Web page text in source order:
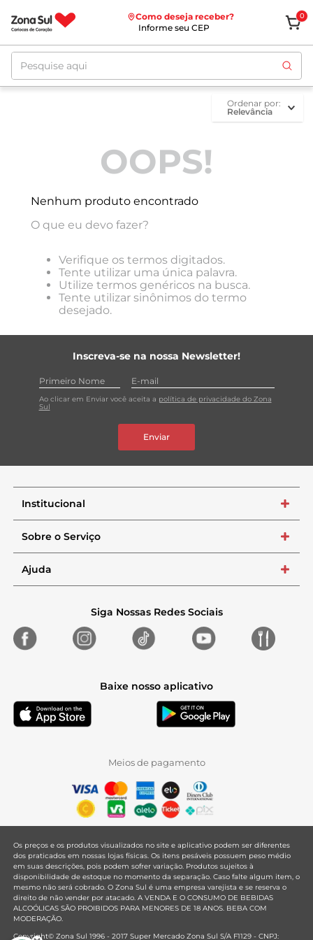
Como deseja receber?
Informe seu CEP
0
Pesquise aqui
ordenar por
Relevância
OOPS!
Nenhum produto encontrado
O que eu devo fazer?
Verifique os termos digitados.
Tente utilizar uma única palavra.
Utilize termos genéricos na busca.
Tente utilizar sinônimos do termo
desejado.
Inscreva-se na nossa Newsletter!
Ao clicar em Enviar você aceita a política de privacidade do Zona
Sul
Enviar
Institucional +
Sobre o Serviço +
Ajuda +
Siga Nossas Redes Sociais
Baixe nosso aplicativo
Meios de pagamento
Os preços e os produtos visualizados no site e aplicativo podem ser diferentes
dos praticados em nossas lojas físicas. Os itens pesáveis possuem peso médio
em suas descrições, pois podem sofrer variação. Produtos sujeitos à
disponibilidade de estoque no momento da separação. Caso falte algum item, o
mesmo não será cobrado. O Zona Sul é uma empresa varejista e se reserva o
direito de não vender por atacado. A VENDA E O CONSUMO DE BEBIDAS
ALCOÓLICAS SÃO PROIBIDOS PARA MENORES DE 18 ANOS. BEBA COM
MODERAÇÃO.
Copyright© Zona Sul 1996 - 2017 Super Mercado Zona Sul S/A F1129 - CNPJ: